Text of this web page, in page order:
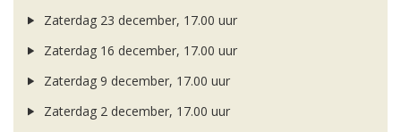
Zaterdag 23 december, 17.00 uur
Zaterdag 16 december, 17.00 uur
Zaterdag 9 december, 17.00 uur
Zaterdag 2 december, 17.00 uur